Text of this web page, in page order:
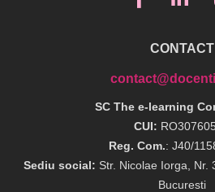
CONTACT
SC The e-learning
CUI:
Reg. Com.: J40/
Sediu social: Str. Nicolae Iorga, Nr.
Bucuresti